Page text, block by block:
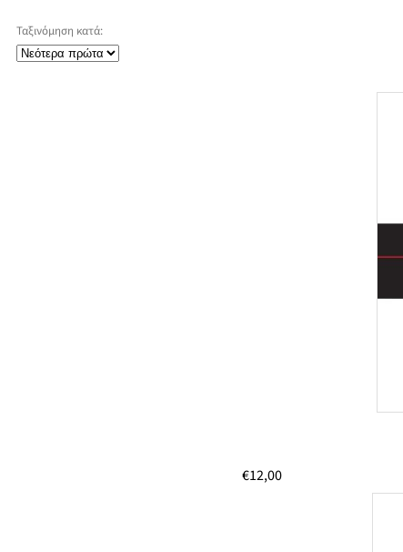
Ταξινόμηση κατά:
€12,00